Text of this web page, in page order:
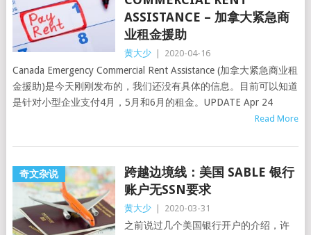
ASSISTANCE – 加拿大紧急商
业租金援助
黄大少 2020-04-16
Canada Emergency Commercial Rent Assistance (加拿大紧急商业租
金援助)是今天刚刚发布的，我们还没有具体的信息。目前可以知道
是针对小型企业支付4月，5月和6月的租金。UPDATE Apr 24
Read More
奇文杂说
跨越边境线：美国 SABLE 银行
账户无SSN要求
黄大少 2020-03-31
之前说过几个美国银行开户的介绍，许